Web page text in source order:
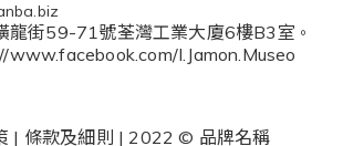
龍街59-71號荃灣工業大廈6樓B3室 。
www.facebook.com/I.Jamon.Museo
| 條款及細則 | 2022 © 品牌名稱